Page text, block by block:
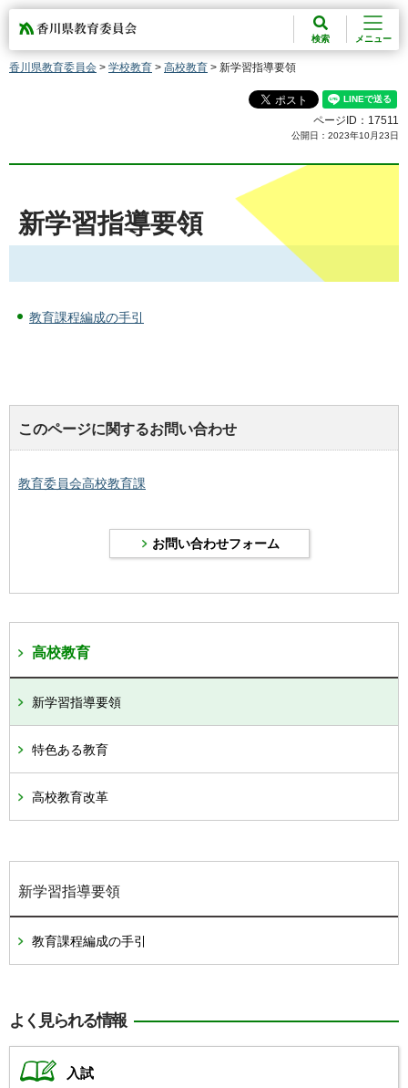
香川県教育委員会
検索 メニュー
香川県教育委員会 > 学校教育 > 高校教育 > 新学習指導要領
ページID：17511
公開日：2023年10月23日
新学習指導要領
教育課程編成の手引
このページに関するお問い合わせ
教育委員会高校教育課
高校教育
新学習指導要領
特色ある教育
高校教育改革
新学習指導要領
教育課程編成の手引
よく見られる情報
入試